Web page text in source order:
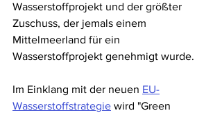
Wasserstoffprojekt und der größter
Zuschuss, der jemals einem
Mittelmeerland für ein
Wasserstoffprojekt genehmigt wurde.
Im Einklang mit der neuen EU-
Wasserstoffstrategie wird "Green